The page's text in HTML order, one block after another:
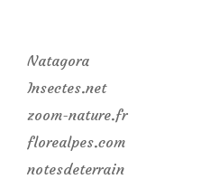
Natagora
Insectes.net
zoom-nature.fr
florealpes.com
notesdeterrain